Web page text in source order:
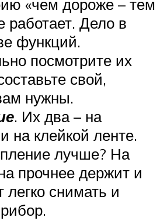
«чем дороже – тем
работает. Дело в
функций.
посмотрите их
свой,
нужны.
. Их два – на
на клейкой ленте.
лучше? На
прочнее держит и
легко снимать и